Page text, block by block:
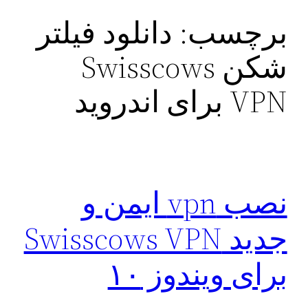
برچسب: دانلود فیلتر
شکن Swisscows
VPN برای اندروید
نصب vpn ایمن و
جدید Swisscows VPN
برای ویندوز ۱۰